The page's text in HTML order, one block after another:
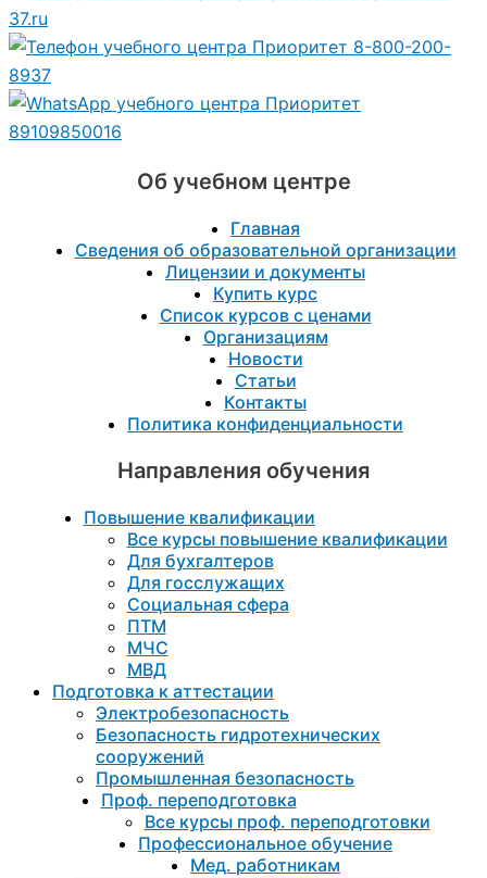
37.ru
8-800-200-
8937
89109850016
Об учебном центре
Главная
Сведения об образовательной организации
Лицензии и документы
Купить курс
Список курсов с ценами
Организациям
Новости
Статьи
Контакты
Политика конфиденциальности
Направления обучения
Повышение квалификации
Все курсы повышение квалификации
Для бухгалтеров
Для госслужащих
Социальная сфера
ПТМ
МЧС
МВД
Подготовка к aттестации
Электробезопасность
Безопасность гидротехнических
сооружений
Промышленная безопасность
Проф. переподготовка
Все курсы проф. переподготовки
Профессиональное обучение
Мед. работникам